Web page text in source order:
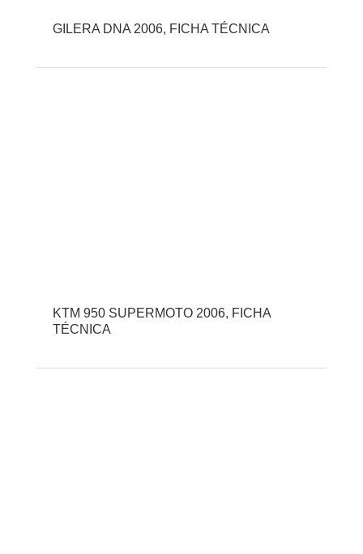
GILERA DNA 2006, FICHA TÉCNICA
KTM 950 SUPERMOTO 2006, FICHA
TÉCNICA